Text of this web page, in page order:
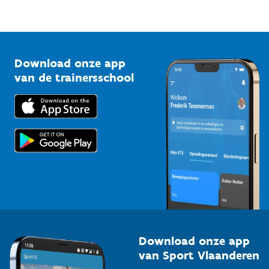
Bedrijven
Trainers en begeleiders
Topsporters
Vlaamse Trainersschool
Kennisplatform
Downloads
Voor de pers
Download onze app
van de trainersschool
Download onze app
van Sport Vlaanderen